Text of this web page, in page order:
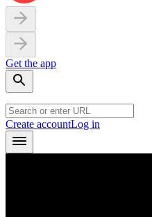
Get the app
Create accountLog in